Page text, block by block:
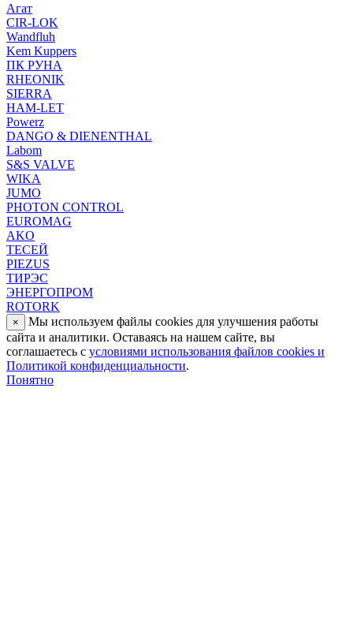
Агат
CIR-LOK
Wandfluh
Kem Kuppers
ПК РУНА
RHEONIK
SIERRA
HAM-LET
Powerz
DANGO & DIENENTHAL
Labom
S&S VALVE
WIKA
JUMO
PHOTON CONTROL
EUROMAG
AKO
ТЕСЕЙ
PIEZUS
ТИРЭС
ЭНЕРГОПРОМ
ROTORK
×
Мы используем файлы cookies для улучшения работы
сайта и аналитики. Оставаясь на нашем сайте, вы
соглашаетесь с условиями использования файлов cookies и
Политикой конфиденциальности.
Понятно